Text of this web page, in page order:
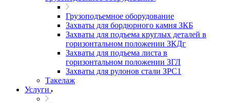
Грузоподъемное оборудование
Захваты для бордюрного камня ЗКБ
Захваты для подъема круглых деталей в
горизонтальном положении ЗКДг
Захваты для подъема листа в
горизонтальном положении ЗГЛ
Захваты для рулонов стали ЗРС1
Такелаж
Услуги